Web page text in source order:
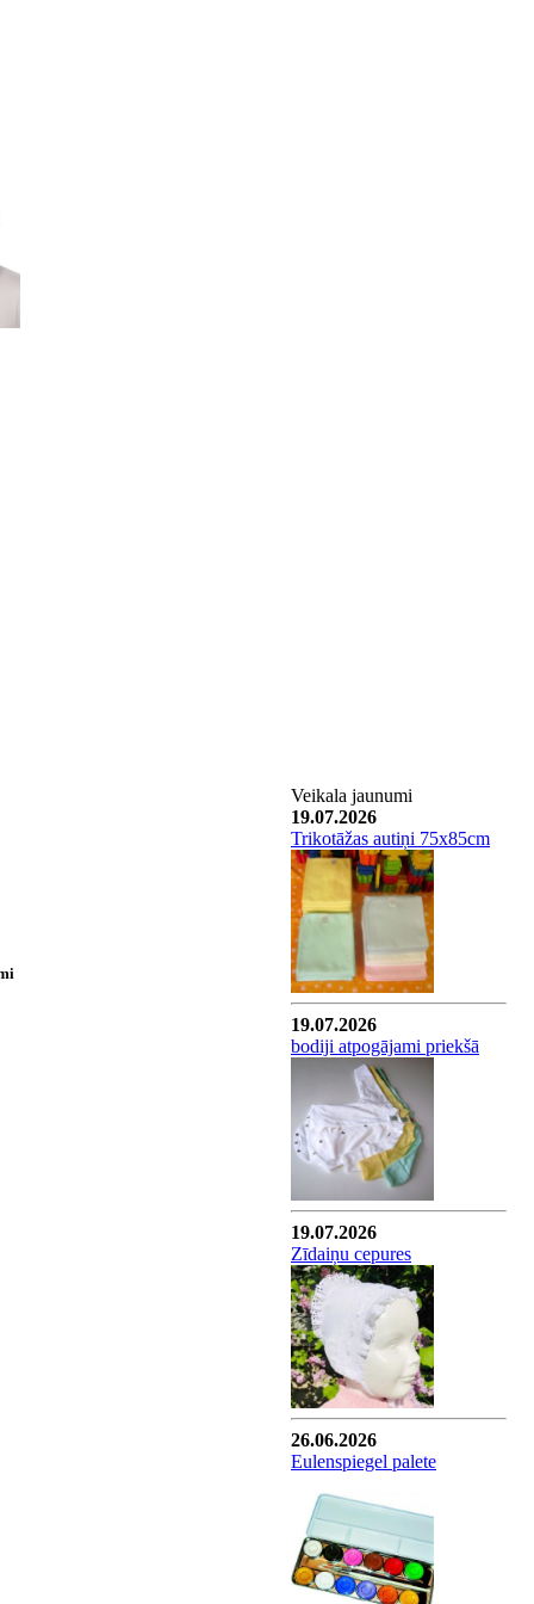
Veikala jaunumi
19.07.2026
Trikotāžas autiņi 75x85cm
19.07.2026
bodiji atpogājami priekšā
19.07.2026
Zīdaiņu cepures
26.06.2026
Eulenspiegel palete